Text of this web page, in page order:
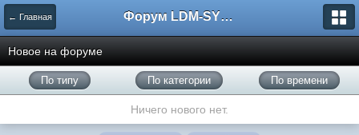
← Главная Форум LDM-SYSTEMS
Новое на форуме
По типу По категории По времени
Ничего нового нет.